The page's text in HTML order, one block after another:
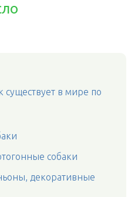
существует в мире по
собаки
декоративные